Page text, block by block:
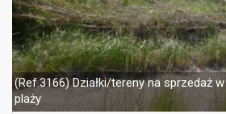
(Ref.3166)Działki/tereny na sprzedaż
plaży